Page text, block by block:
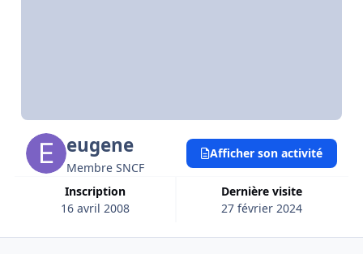
eugene
Membre SNCF
Inscription
16 avril 2008
Dernière visite
27 février 2024
Afficher son activité